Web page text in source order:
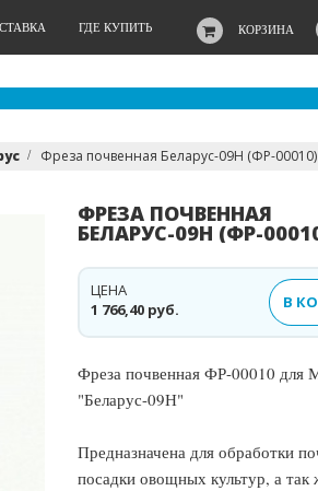
КОРЗИНА
ГДЕ КУПИТЬ
Фреза почвенная Беларус-09Н (ФР-00010)
ФРЕЗА ПОЧВЕННАЯ
БЕЛАРУС-09Н (ФР-
1 766,40 руб.
ЦЕНА
В
Фреза почвенная ФР-00010 для
"Беларус-09Н"
Предназначена для обработки
посадки овощных культур, а так